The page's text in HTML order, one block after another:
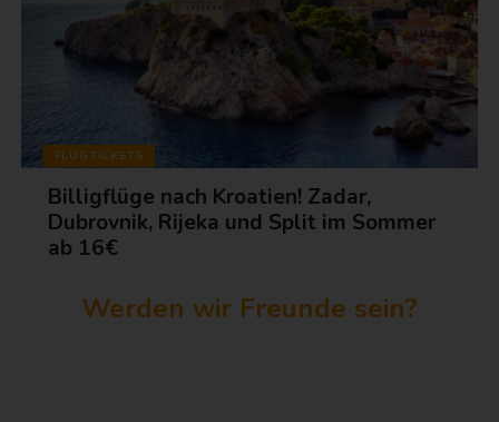
FLUGTICKETS
Billigflüge nach Kroatien! Zadar,
Dubrovnik, Rijeka und Split im Sommer
ab 16€
Werden wir Freunde sein?